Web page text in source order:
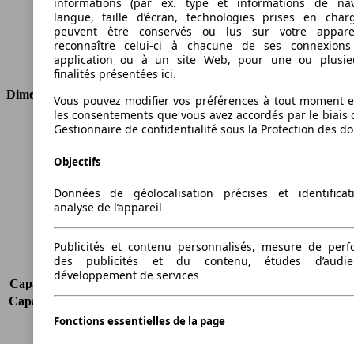
Carburant
Essence
Cylindres
3
Transmission
Boîte automatique
Type de traction
Traction avant
Dimensions
Longueur
4040 mm
Largeur
Poids maximum
-
Charge maximale
Portes
5
Sièges
5
Charge sur toit
-
Capacité de remorquage (sans freins)
Capacité de remorquage (avec freins)
Volume du coffre
362 - 1093 l
informations (par ex. type et informations de
langue, taille d’écran, technologies prises en
peuvent être conservés ou lus sur votre
reconnaître celui-ci à chacune de ses
application ou à un site Web, pour une ou
finalités présentées ici.
Vous pouvez modifier vos préférences à tout moment
les consentements que vous avez accordés par le biais
Gestionnaire de confidentialité sous la Protection des
Objectifs
Données de géolocalisation précises et
analyse de l’appareil
Publicités et contenu personnalisés, mesure de
des publicités et du contenu, études
développement de services
Fonctions essentielles de la page